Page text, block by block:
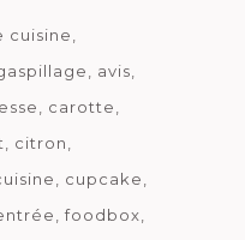
cuisine
avis
carotte
citron
cupcake
foodbox